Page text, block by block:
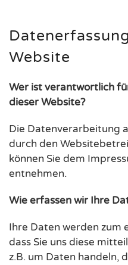
Website
Wer ist verantwortlich
dieser Website?
Die Datenverarbeitung
durch den
können Sie dem
entnehmen.
Wie erfassen wir Ihre
Ihre Daten werden zum
dass Sie uns diese
z.B. um Daten handeln,